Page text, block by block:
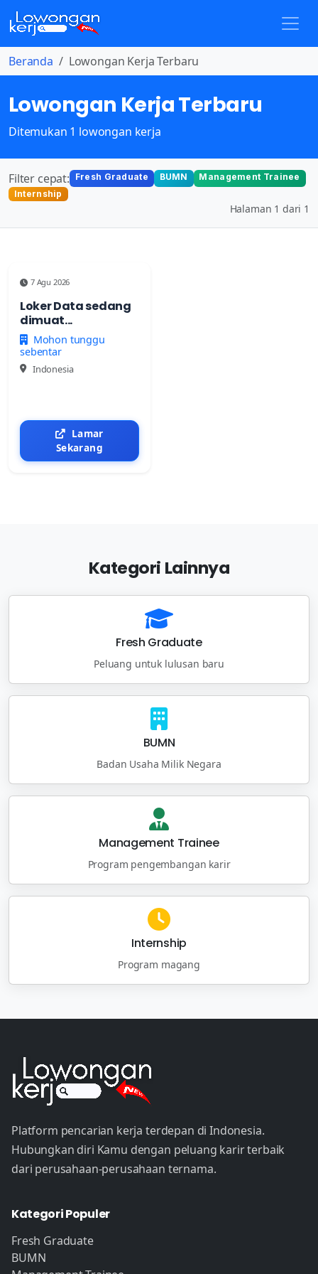
Beranda Lowongan Kerja Terbaru
Lowongan Kerja Terbaru
Ditemukan 1 lowongan kerja
Filter cepat: Fresh Graduate BUMN
Management Trainee
Internship
Halaman 1 dari 1
7 Agu 2026
Loker Data sedang
dimuat...
Mohon tunggu
sebentar
Indonesia
Lamar
Sekarang
Kategori Lainnya
Fresh Graduate
Peluang untuk lulusan baru
BUMN
Badan Usaha Milik Negara
Management Trainee
Program pengembangan karir
Internship
Program magang
Platform pencarian kerja terdepan di Indonesia.
Hubungkan diri Kamu dengan peluang karir terbaik
dari perusahaan-perusahaan ternama.
Kategori Populer
Fresh Graduate
BUMN